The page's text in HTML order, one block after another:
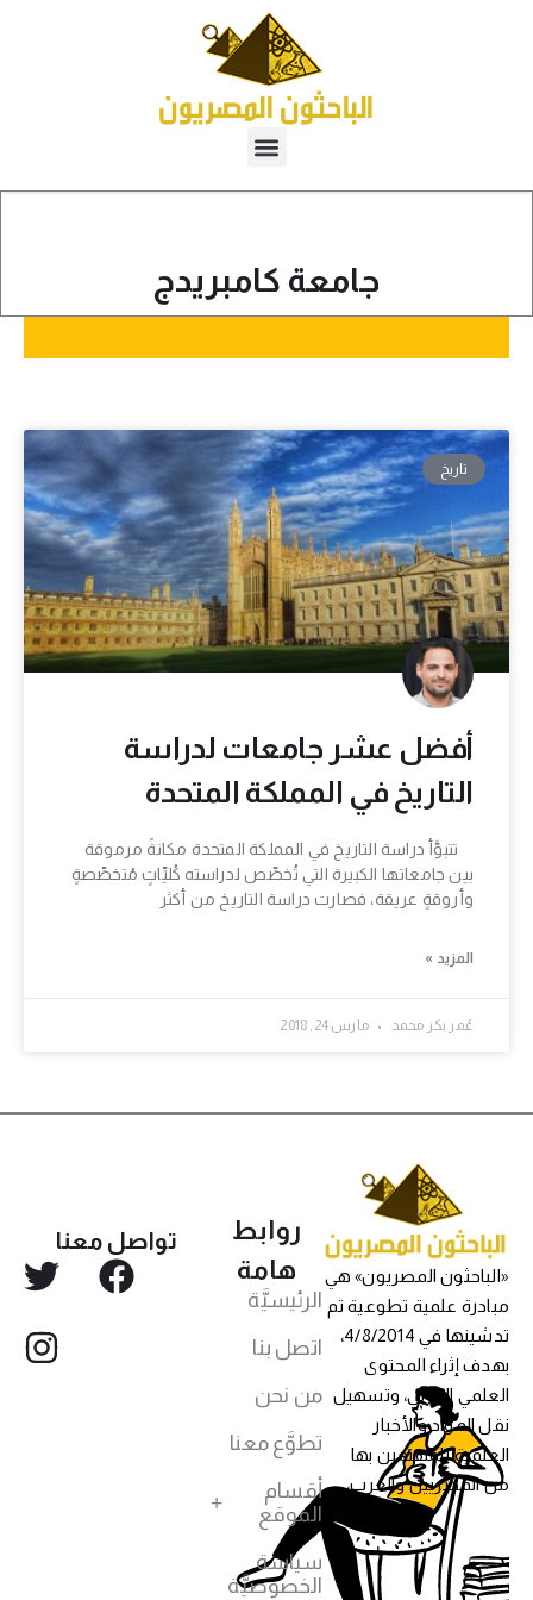
جامعة كامبريدج
تاريخ
أفضل عشر جامعات لدراسة
التاريخ في المملكة المتحدة
تتبوَّأ دراسة التاريخ في المملكة المتحدة مكانةً مرموقة
بين جامعاتها الكبيرة التي تُخصِّص لدراسته كُليِّاتٍ مُتخصِّصةٍ
وأروقةٍ عريقة، فصارت دراسة التاريخ من أكثر
المزيد »
عُمر بكر محمد مارس 24, 2018
«الباحثون المصريون» هي
مبادرة علمية تطوعية تم
تدشينها في 4/8/2014،
بهدف إثراء المحتوى
العلمي العربي، وتسهيل
نقل المواد والأخبار
العلمية للمهتمين بها
من المصريين والعرب،
روابط
هامة
الرئيسيَّة
اتصل بنا
من نحن
تطوَّع معنا
أقسام
الموقع
سياسة
الخصوصيَّة
تواصل معنا